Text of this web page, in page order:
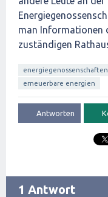
man Informationen
zuständigen
energiegenossenschaften
erneuerbare energien
1 Antwort